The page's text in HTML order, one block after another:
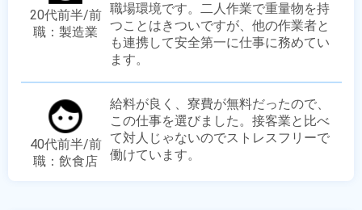
20代前半/前
職：製造業
職場環境です。二人作業で重量物を持
つことはきついですが、他の作業者と
も連携して安全第一に仕事に務めてい
ます。
40代前半/前
職：飲食店
給料が良く、寮費が無料だったので、
この仕事を選びました。接客業と比べ
て対人じゃないのでストレスフリーで
働けています。